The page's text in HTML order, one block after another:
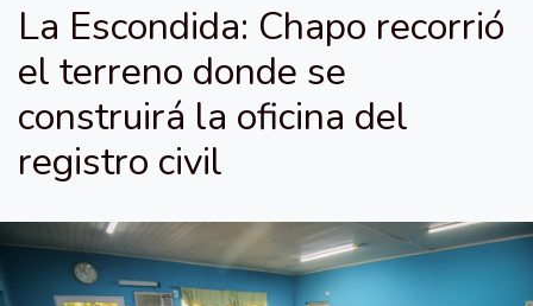
La Escondida: Chapo recorrió
el terreno donde se
construirá la oficina del
registro civil